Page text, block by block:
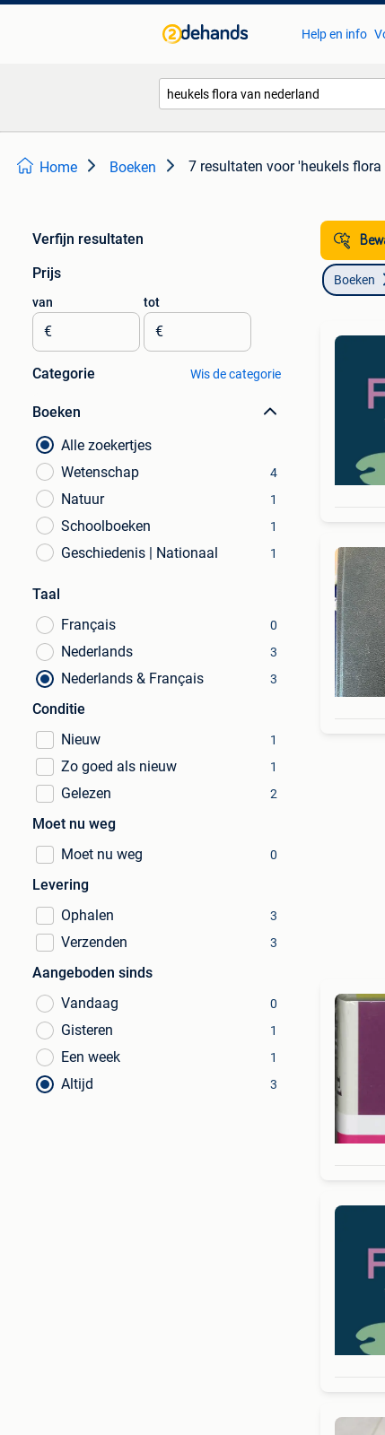
Help en info
Home Boeken 7 resultaten voor 'heukels
Verfijn resultaten
Prijs
van
€
tot
€
Categorie Wis de categorie
Boeken
Alle zoekertjes
Wetenschap
4
Natuur 1
Schoolboeken 1
Geschiedenis | Nationaal 1
Taal
Français
0
Nederlands 3
Nederlands & Français 3
Conditie
Nieuw
1
Zo goed als nieuw 1
Gelezen 2
Moet nu weg
Moet nu weg
0
Levering
Ophalen
3
Verzenden 3
Aangeboden sinds
Vandaag
0
Gisteren 1
Een week 1
Altijd 3
Boeken